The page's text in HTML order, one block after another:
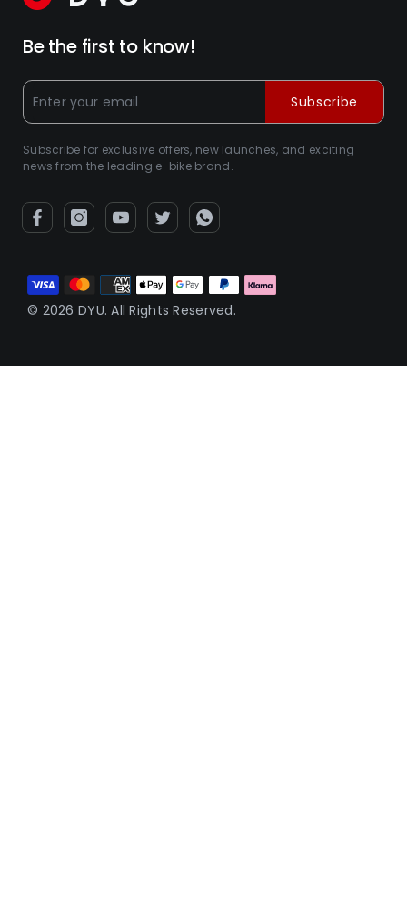
Be the first to know!
Subscribe for exclusive offers, new launches, and exciting
news from the leading e-bike brand.
Subscribe
© 2026 DYU. All Rights Reserved.
Metodi
di